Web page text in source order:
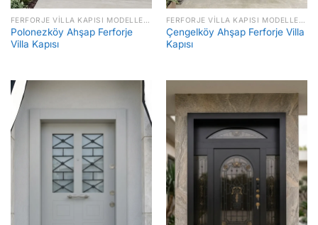
Polonezköy Ahşap Ferforje
Villa Kapısı
Çengelköy Ahşap Ferforje Villa
Kapısı